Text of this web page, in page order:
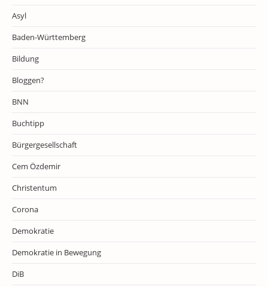
Asyl
Baden-Württemberg
Bildung
Bloggen?
BNN
Buchtipp
Bürgergesellschaft
Cem Özdemir
Christentum
Corona
Demokratie
Demokratie in Bewegung
DiB